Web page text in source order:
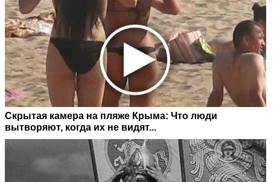
Скрытая камера на пляже Крыма: Что люди
вытворяют, когда их не видят...